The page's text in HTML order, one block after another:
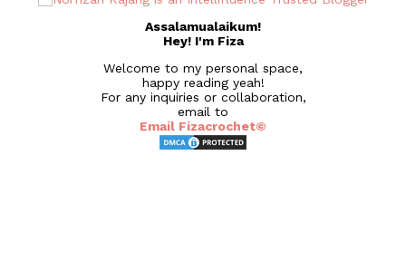
Assalamualaikum!
Hey! I'm Fiza
Welcome to my personal space,
happy reading yeah!
For any inquiries or collaboration,
email to
Email Fizacrochet©